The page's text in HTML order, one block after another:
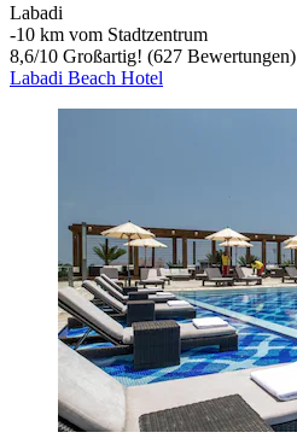
Labadi
‐10 km vom Stadtzentrum
8,6/10 Großartig! (627 Bewertungen)
Labadi Beach Hotel